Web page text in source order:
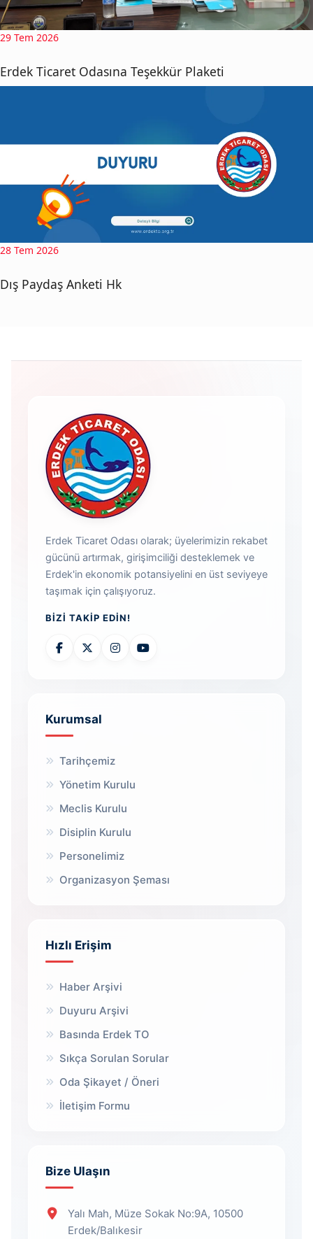
29 Tem 2026
Erdek Ticaret Odasına Teşekkür Plaketi
28 Tem 2026
Dış Paydaş Anketi Hk
Erdek Ticaret Odası olarak; üyelerimizin rekabet
gücünü artırmak, girişimciliği desteklemek ve
Erdek'in ekonomik potansiyelini en üst seviyeye
taşımak için çalışıyoruz.
BIZI TAKIP EDIN!
Kurumsal
Tarihçemiz
Yönetim Kurulu
Meclis Kurulu
Disiplin Kurulu
Personelimiz
Organizasyon Şeması
Hızlı Erişim
Haber Arşivi
Duyuru Arşivi
Basında Erdek TO
Sıkça Sorulan Sorular
Oda Şikayet / Öneri
İletişim Formu
Bize Ulaşın
Yalı Mah, Müze Sokak No:9A, 10500
Erdek/Balıkesir